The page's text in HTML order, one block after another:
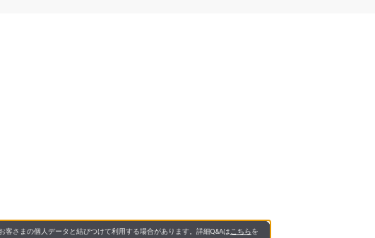
さまの個人データと結びつけて利用する場合があります。詳細Q&Aは こちらを